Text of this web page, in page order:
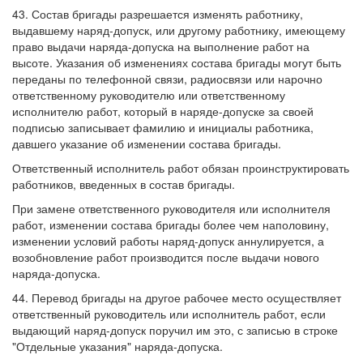
43. Состав бригады разрешается изменять работнику,
выдавшему наряд-допуск, или другому работнику, имеющему
право выдачи наряда-допуска на выполнение работ на
высоте. Указания об изменениях состава бригады могут быть
переданы по телефонной связи, радиосвязи или нарочно
ответственному руководителю или ответственному
исполнителю работ, который в наряде-допуске за своей
подписью записывает фамилию и инициалы работника,
давшего указание об изменении состава бригады.
Ответственный исполнитель работ обязан проинструктировать
работников, введенных в состав бригады.
При замене ответственного руководителя или исполнителя
работ, изменении состава бригады более чем наполовину,
изменении условий работы наряд-допуск аннулируется, а
возобновление работ производится после выдачи нового
наряда-допуска.
44. Перевод бригады на другое рабочее место осуществляет
ответственный руководитель или исполнитель работ, если
выдающий наряд-допуск поручил им это, с записью в строке
"Отдельные указания" наряда-допуска.